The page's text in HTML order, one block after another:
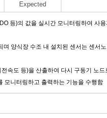
Expected
등)의 값을 실시간 모니터링하여 사
양식장 수조 내 설치된 센서는 센서
속도 등)을 산출하여 다시 구동기 노
모니터링하고 출력하는 기능을 수행함